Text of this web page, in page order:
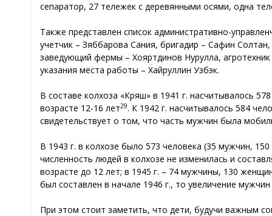
сепаратор, 27 тележек с деревянными осями, одна
Также представлен список административно-
учетчик – Зяббарова Сания, бригадир – Сафин
заведующий фермы – Хояртдинов Нурулла,
указания места работы – Хайруллин Узбэк.
В составе колхоза «Кряш» в 1941 г. насчитывалось
возрасте 12-16 лет29. К 1942 г. насчитывалось 584
свидетельствует о том, что часть мужчин была
В 1943 г. в колхозе было 573 человека (35 мужчин,
численность людей в колхозе не изменилась и
возрасте до 12 лет; в 1945 г. – 74 мужчины, 130
был составлен в начале 1946 г., то увеличение
При этом стоит заметить, что дети, будучи важным